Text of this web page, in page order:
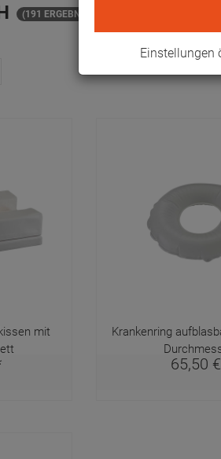
(191 ERGEBNISSE)
mit
Krankenring
65,50 €
Einstellungen